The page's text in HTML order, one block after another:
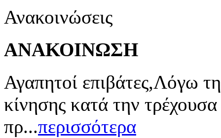
Ανακοινώσεις
ΑΝΑΚΟΙΝΩΣΗ
Αγαπητοί επιβάτες,Λόγω
κίνησης κατά την
πρ...περισσότερα